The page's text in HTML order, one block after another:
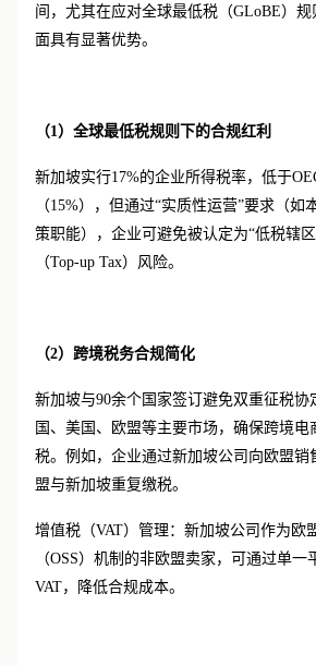
间，尤其在应对全球最低税（GLoBE）
面具有显著优势。
（1） 全球最低税规则下的合规红利
新加坡实行17%的企业所得税率，低于
（15%），但通过“实质性运营”要求（如
策职能），企业可避免被认定为“低税辖
（Top-up Tax）风险。
（2） 跨境税务合规简化
新加坡与90余个国家签订避免双重征税协
国、美国、欧盟等主要市场，确保跨境电
税。例如，企业通过新加坡公司向欧盟销
盟与新加坡重复缴税。
增值税（VAT）管理：新加坡公司作为欧
（OSS）机制的非欧盟卖家，可通过单一
VAT，降低合规成本。